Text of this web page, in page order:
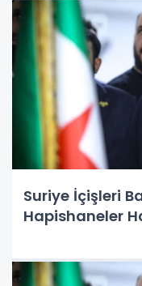
Suriye İçişleri
Hapishaneler